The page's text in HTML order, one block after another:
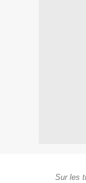
Sur les